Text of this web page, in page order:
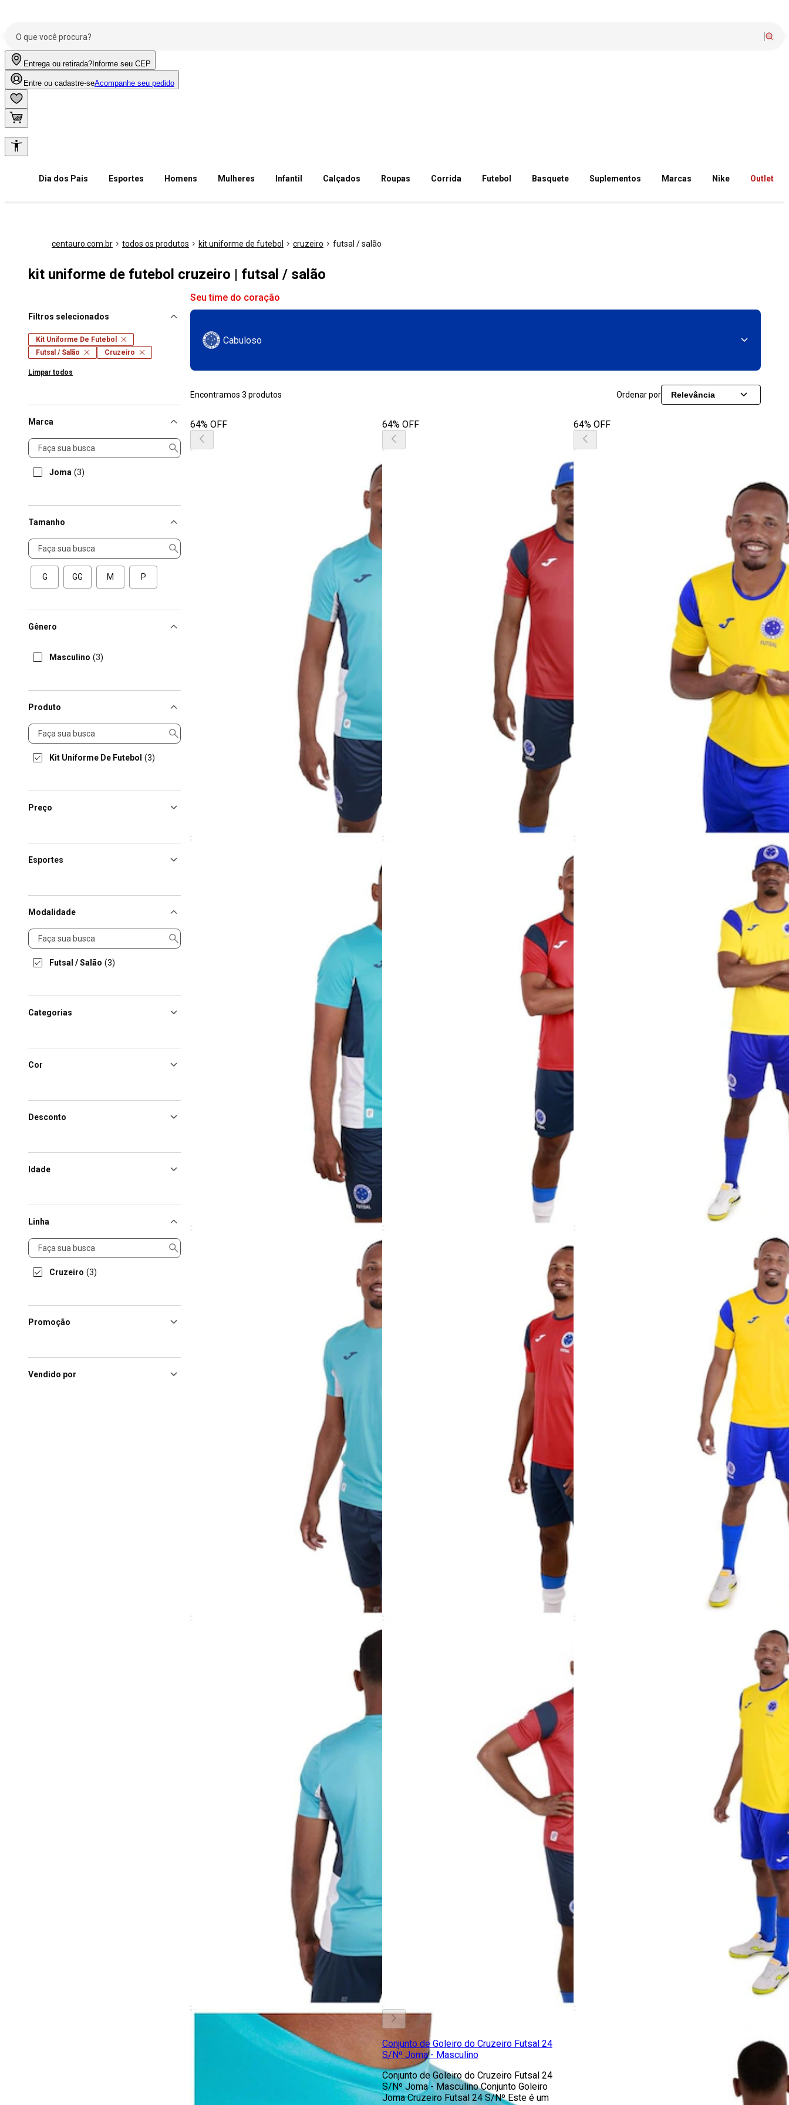
Entrega ou retirada? Informe seu CEP
Entre ou cadastre-seAcompanhe seu pedido
Dia dos Pais Esportes Homens Mulheres Infantil Calçados Roupas Corrida Futebol Basquete Suplementos Marcas Nike Outlet
centauro.com.br todos os produtos kit uniforme de futebol cruzeiro futsal / salão
kit uniforme de futebol cruzeiro | futsal / salão
Filtros selecionados
Kit Uniforme De Futebol
Futsal / Salão
Cruzeiro
Limpar todos
Marca
Marca
Joma (3)
Tamanho
Tamanho
G GG M P
Gênero
Masculino (3)
Produto
Produto
Kit Uniforme De Futebol (3)
Preço
Esportes
Modalidade
Modalidade
Futsal / Salão (3)
Categorias
Cor
Desconto
Idade
Linha
Linha
Cruzeiro (3)
Promoção
Vendido por
Seu time do coração
Cabuloso
Encontramos 3 produtos Ordenar por Relevância
64% OFF 64% OFF
Conjunto de Goleiro do Cruzeiro Futsal 24
S/Nº Joma - Masculino
Conjunto de Goleiro do Cruzeiro Futsal 24
S/Nº Joma - Masculino Conjunto Goleiro
Joma Cruzeiro Futsal 24 S/Nº Este é um
64% OFF